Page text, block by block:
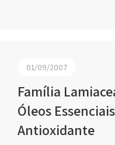
01/09/2007
Família
Óleos
Antioxidante